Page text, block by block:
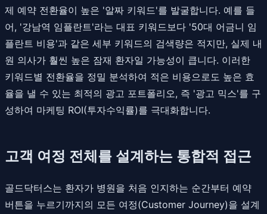
제 예약 전환율이 높은 '알짜 키워드'를 발굴합니다. 예를 들
어, '강남역 임플란트'라는 대표 키워드보다 '50대 어금니 임
플란트 비용'과 같은 세부 키워드의 검색량은 적지만, 실제 내
원 의사가 훨씬 높은 잠재 환자일 가능성이 큽니다. 이러한
키워드별 전환율을 정밀 분석하여 적은 비용으로도 높은 효
율을 낼 수 있는 최적의 광고 포트폴리오, 즉 '광고 믹스'를 구
성하여 마케팅 ROI(투자수익률)를 극대화합니다.
고객 여정 전체를 설계하는 통합적 접근
골드닥터스는 환자가 병원을 처음 인지하는 순간부터 예약
버튼을 누르기까지의 모든 여정(Customer Journey)을 설계